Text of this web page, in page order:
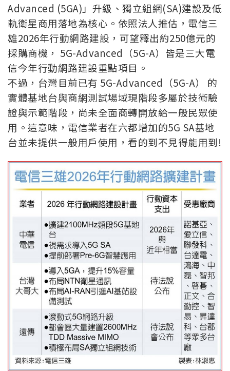
Advanced (5GA)」升級、獨立組網(SA)建設及低
軌衛星商用落地為核心。依照法人推估，電信三
雄2026年行動網路建設，可望釋出約250億元的
採購商機， 5G-Advanced（5G-A）皆是三大電
信今年行動網路建設重點項目。
不過，台灣目前已有 5G-Advanced（5G-A） 的
實體基地台與商網測試場域現階段多屬於技術驗
證與示範階段，尚未全面商轉開放給一般民眾使
用。這意味，電信業者在六都增加的5G SA基地
台並未提供一般用戶使用，看的到不見得能用到!